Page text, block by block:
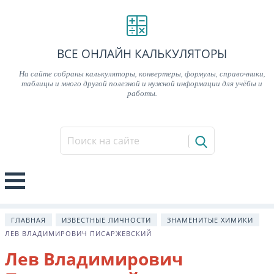
ВСЕ ОНЛАЙН КАЛЬКУЛЯТОРЫ
На сайте собраны калькуляторы, конвертеры, формулы, справочники,
таблицы и много другой полезной и нужной информации для учёбы и
работы.
ГЛАВНАЯ ИЗВЕСТНЫЕ ЛИЧНОСТИ
ЗНАМЕНИТЫЕ ХИМИКИ
ЛЕВ ВЛАДИМИРОВИЧ ПИСАРЖЕВСКИЙ
Лев Владимирович